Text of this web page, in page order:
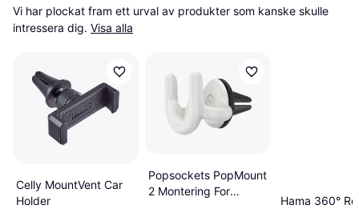
Vi har plockat fram ett urval av produkter som kanske skulle
intressera dig. Visa alla
Celly MountVent Car
Holder
Popsockets PopMount
2 Montering For
Hama 360°